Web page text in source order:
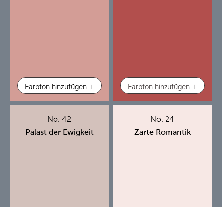
Farbton hinzufügen Farbton hinzufügen
No. 42
Palast der Ewigkeit
No. 24
Zarte Romantik